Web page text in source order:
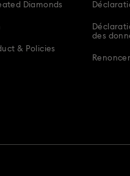
Diamonds
& Policies
des